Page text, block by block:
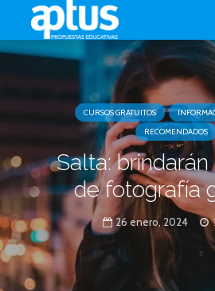
CURSOS GRATUITOS
RECOMENDADOS
Salta:
de fotografía
26 enero, 2024